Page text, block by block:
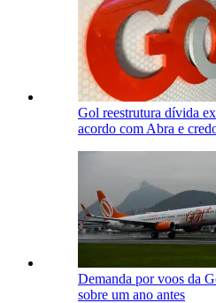
Gol reestrutura dívida
acordo com Abra e
Demanda por voos da
sobre um ano antes